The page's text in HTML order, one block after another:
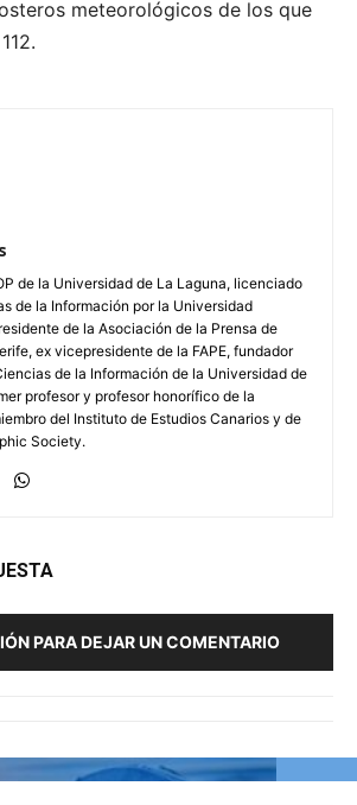
meteorológicos de los que
de la Universidad de La Laguna, licenciado
de la Información por la Universidad
de la Asociación de la Prensa de
ex vicepresidente de la FAPE, fundador
de la Información de la Universidad de
profesor y profesor honorífico de la
del Instituto de Estudios Canarios y de
Society.
PARA DEJAR UN COMENTARIO